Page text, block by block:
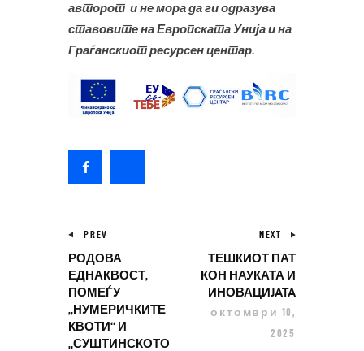
авторот и не мора да ги одразува
ставовите на Европската Унија и на
Граѓанскиот ресурсен центар.
PREV
РОДОВА
ЕДНАКВОСТ,
ПОМЕЃУ
„НУМЕРИЧКИТЕ
КВОТИ“ И
„СУШТИНСКОТО
NEXT
ТЕШКИОТ ПАТ
КОН НАУКАТА И
ИНОВАЦИJATA
октомври 10,
2025